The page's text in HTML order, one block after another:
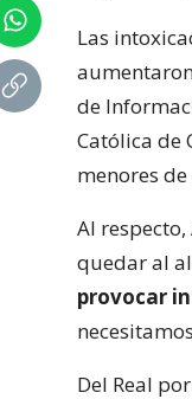
Las
de
Católica de
menores de
Al
quedar al
provocar
Del Real